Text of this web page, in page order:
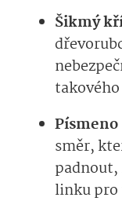
Šikmý
směr,
padnout,
linku